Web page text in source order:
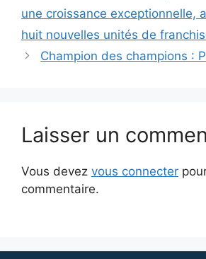
une croissance exceptionnelle,
huit nouvelles unités de
Champion des champions :
Laisser un
Vous devez vous connecter
commentaire.